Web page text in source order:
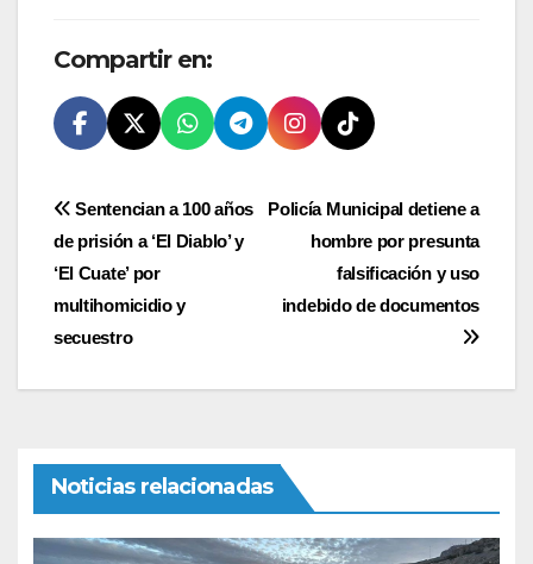
Compartir en:
Navegación
de
entradas
Policía Municipal detiene a
hombre por presunta
falsificación y uso
indebido de documentos
Sentencian a 100 años
de prisión a ‘El Diablo’ y
‘El Cuate’ por
multihomicidio y
secuestro
Noticias relacionadas